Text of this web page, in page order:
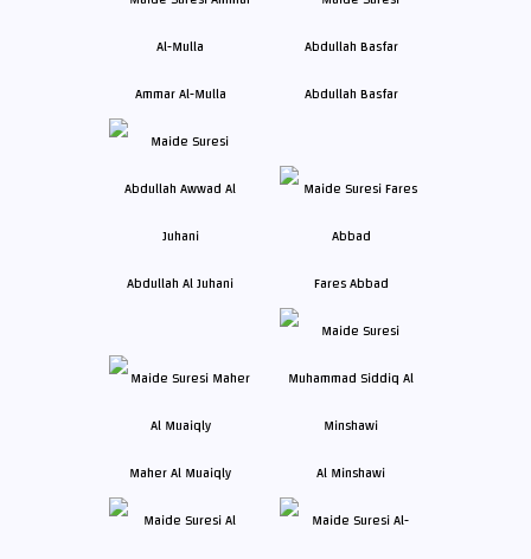
Ammar Al-Mulla Abdullah Basfar
Abdullah Al Juhani Fares Abbad
Maher Al Muaiqly Al Minshawi